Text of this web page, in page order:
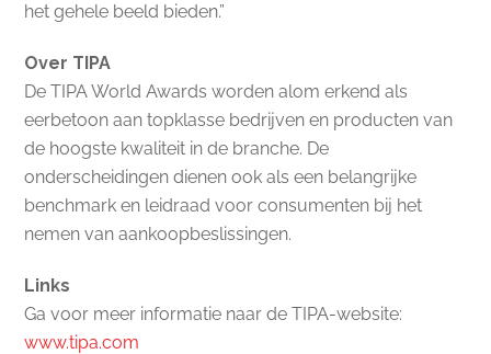
het gehele beeld bieden.”
Over TIPA
De TIPA World Awards worden alom erkend als
eerbetoon aan topklasse bedrijven en producten van
de hoogste kwaliteit in de branche. De
onderscheidingen dienen ook als een belangrijke
benchmark en leidraad voor consumenten bij het
nemen van aankoopbeslissingen.
Links
Ga voor meer informatie naar de TIPA-website:
www.tipa.com